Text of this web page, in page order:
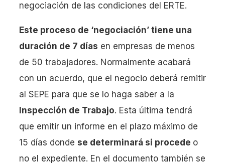
negociación de las condiciones del ERTE.
Este proceso de ‘negociación’ tiene una
duración de 7 días en empresas de menos
de 50 trabajadores. Normalmente acabará
con un acuerdo, que el negocio deberá remitir
al SEPE para que se lo haga saber a la
Inspección de Trabajo. Esta última tendrá
que emitir un informe en el plazo máximo de
15 días donde se determinará si procede o
no el expediente. En el documento también se